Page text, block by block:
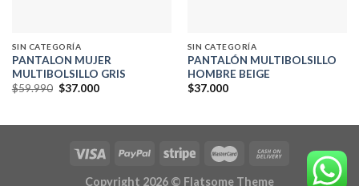
SIN CATEGORÍA
PANTALON MUJER
MULTIBOLSILLO GRIS
$59.990 El
$59.990.
$37.000El
$37.000.
SIN CATEGORÍA
PANTALÓN MULTIBOLSILLO
HOMBRE BEIGE
$37.000
Copyright 2026 © Flatsome Theme